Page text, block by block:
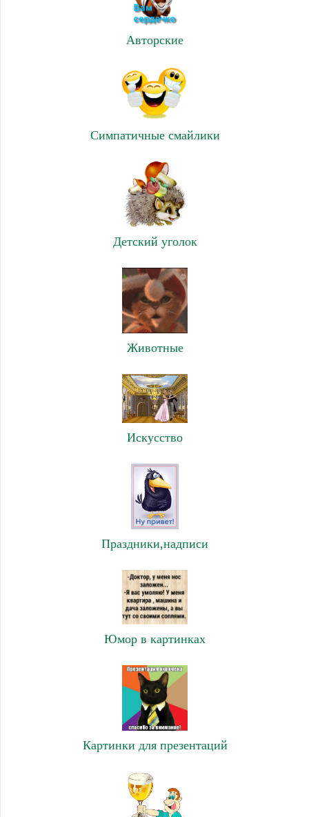
Авторские
Симпатичные смайлики
Детский уголок
Животные
Искусство
Праздники,надписи
Юмор в картинках
Картинки для презентаций